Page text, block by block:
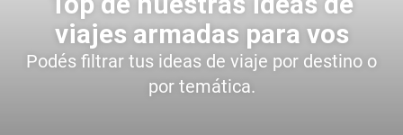
viajes armadas para vos
Podés filtrar tus ideas de viaje por destino o
por temática.